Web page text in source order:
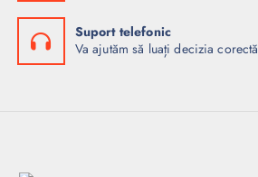
Suport telefonic
Va ajutăm să luați decizia corectă